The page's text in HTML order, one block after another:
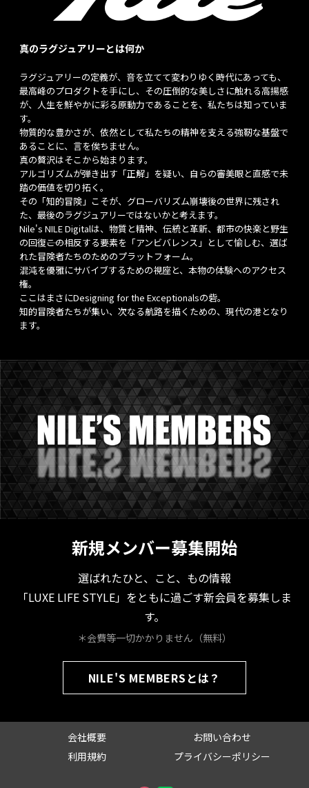
真のラグジュアリーとは何か
ラグジュアリーの定義が、音を立てて変わりゆく時代にあっても、
最高峰のプロダクトを手にし、その圧倒的な美しさに触れる高揚感
が、人生を鮮やかに彩る原動力であることを、私たちは知っていま
す。
物質的な豊かさが、依然として私たちの精神を支える強靭な基盤で
あることに、言を俟ちません。
真の贅沢はそこから始まります。
アルゴリズムが弾き出す「正解」を疑い、自らの審美眼と直感で未
踏の価値を切り拓く。
その「知的冒険」こそが、グローバリズム崩壊後の世界に残され
た、最後のラグジュアリーではないかと考えます。
Nile's NILE Digitalは、物質と精神、伝統と革新、都市の快楽と野生
の回復――この相反する要素を「アンビバレンス」として愉しむ、選ば
れた冒険者たちのためのプラットフォーム。
混沌を優雅にサバイブするための視座と、本物の体験へのアクセス
権。
ここはまさにDesigning for the Exceptionalsの砦。
知的冒険者たちが集い、次なる航路を描くための、現代の港となり
ます。
新規メンバー募集開始
選ばれたひと、こと、もの情報
「LUXE LIFE STYLE」をともに過ごす新会員を募集しま
す。
＊会費等一切かかりません（無料）
NILE'S MEMBERSとは？
会社概要
お問い合わせ
利用規約
プライバシーポリシー